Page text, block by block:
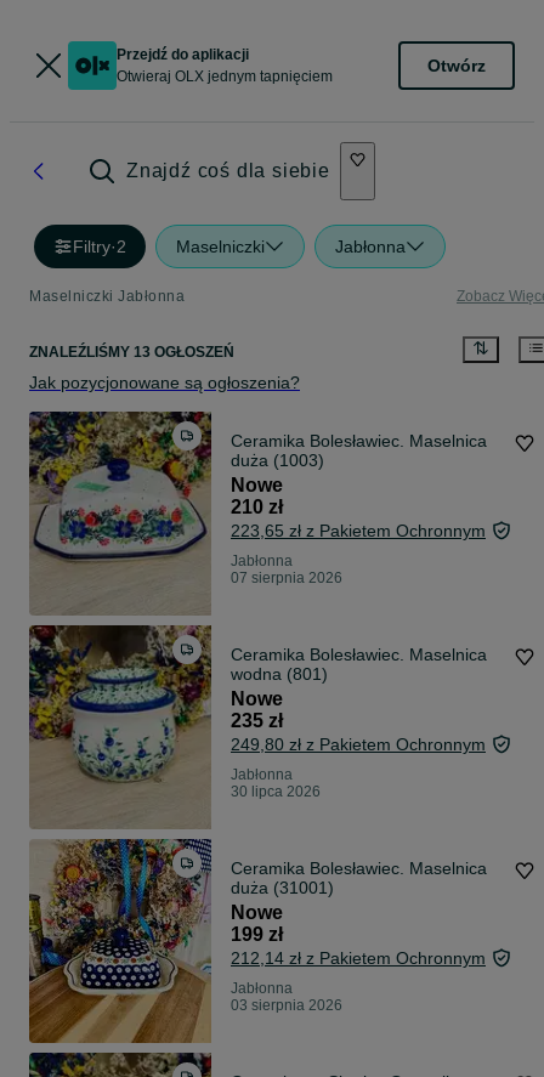
Przejdź do aplikacji
Otwieraj OLX jednym tapnięciem
Otwórz
Znajdź coś dla siebie
Filtry·2 Maselniczki Jabłonna
Maselniczki Jabłonna Zobacz
ZNALEŹLIŚMY 13 OGŁOSZEŃ
Jak pozycjonowane są ogłoszenia?
Ceramika Bolesławiec. Maselnica
duża (1003)
Nowe
210 zł
223,65 zł z Pakietem Ochronnym
Jabłonna
07 sierpnia 2026
Ceramika Bolesławiec. Maselnica
wodna (801)
Nowe
235 zł
249,80 zł z Pakietem Ochronnym
Jabłonna
30 lipca 2026
Ceramika Bolesławiec. Maselnica
duża (31001)
Nowe
199 zł
212,14 zł z Pakietem Ochronnym
Jabłonna
03 sierpnia 2026